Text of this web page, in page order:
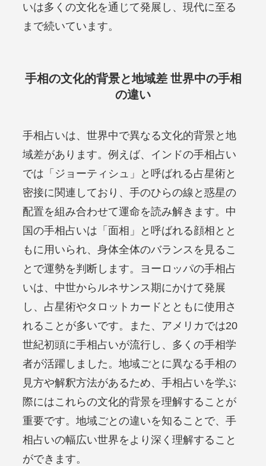
いは多くの文化を通じて発展し、現代に至る
まで続いています。
手相の文化的背景と地域差 世界中の手相
の違い
手相占いは、世界中で異なる文化的背景と地
域差があります。例えば、インドの手相占い
では「ジョーティシュ」と呼ばれる占星術と
密接に関連しており、手のひらの線と惑星の
配置を組み合わせて運命を読み解きます。中
国の手相占いは「面相」と呼ばれる顔相とと
もに用いられ、身体全体のバランスを見るこ
とで運勢を判断します。ヨーロッパの手相占
いは、中世からルネサンス期にかけて発展
し、占星術やタロットカードとともに使用さ
れることが多いです。また、アメリカでは20
世紀初頭に手相占いが流行し、多くの手相学
者が活躍しました。地域ごとに異なる手相の
見方や解釈方法があるため、手相占いを学ぶ
際にはこれらの文化的背景を理解することが
重要です。地域ごとの違いを知ることで、手
相占いの幅広い世界をより深く理解すること
ができます。